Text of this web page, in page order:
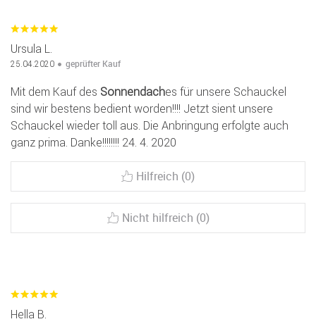
Ursula L.
25.04.2020 geprüfter Kauf
Mit dem Kauf des Sonnendaches für unsere Schauckel
sind wir bestens bedient worden!!!! Jetzt sient unsere
Schauckel wieder toll aus. Die Anbringung erfolgte auch
ganz prima. Danke!!!!!!!! 24. 4. 2020
Hilfreich (0)
Nicht hilfreich (0)
Hella B.